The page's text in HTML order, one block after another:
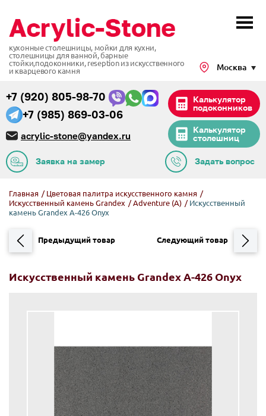
кухонные столешницы, мойки для кухни,
столешницы для ванной, барные
стойки,подоконники, reseption из искусственного
и кварцевого камня
+7 (985) 869-03-06
+7 (920) 805-98-70
acrylic-stone@yandex.ru
Калькулятор
столешниц
Калькулятор
подоконников
Москва
Задать вопрос
Заявка на замер
Главная / Цветовая палитра искусственного камня /
Искусственный камень Grandex / Adventure (A) / Искусственный
камень Grandex A-426 Onyx
Искусственный камень Grandex A-426 Onyx